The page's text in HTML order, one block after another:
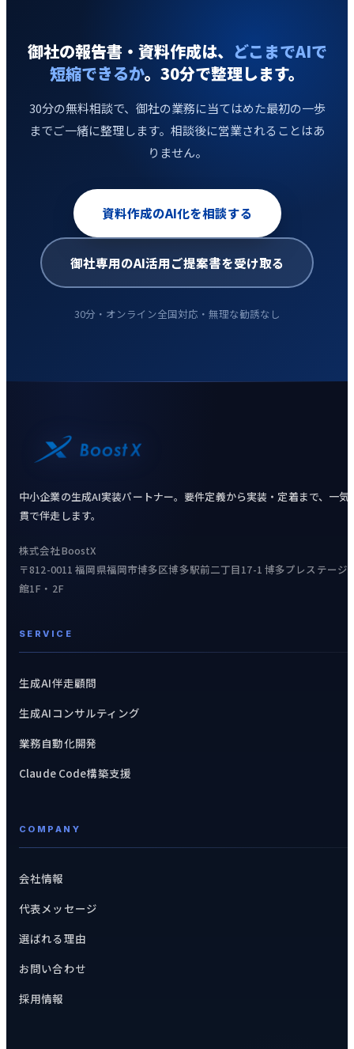
御社の報告書・資料作成は、 どこまでAIで
短縮できるか。30分で整理します。
30分の無料相談で、御社の業務に当てはめた最初の一歩
までご一緒に整理します。相談後に営業されることはあ
りません。
資料作成のAI化を相談する
御社専用のAI活用ご提案書を受け取る
30分・オンライン全国対応・無理な勧誘なし
中小企業の生成AI実装パートナー。要件定義から実装・定着まで、一気
貫で伴走します。
株式会社BoostX
〒812-0011 福岡県福岡市博多区博多駅前二丁目17-1 博多プレステージ
館1F・2F
SERVICE
生成AI伴走顧問
生成AIコンサルティング
業務自動化開発
Claude Code構築支援
COMPANY
会社情報
代表メッセージ
選ばれる理由
お問い合わせ
採用情報